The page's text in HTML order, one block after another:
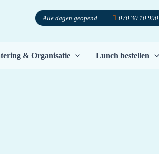
Alle dagen geopend 070 30 10 990
& Organisatie Lunch bestellen